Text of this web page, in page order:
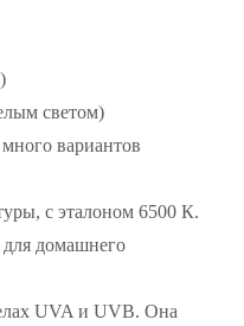
светом)
вариантов
с эталоном 6500 К.
для домашнего
UVA и UVB. Она